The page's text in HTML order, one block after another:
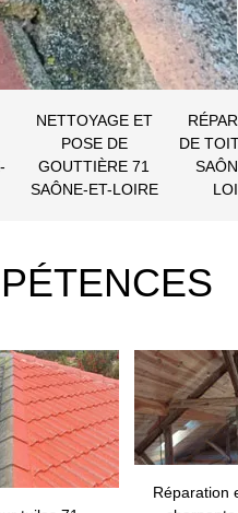
NETTOYAGE ET
POSE DE
GOUTTIÈRE 71
SAÔNE-ET-LOIRE
DE
Réparation